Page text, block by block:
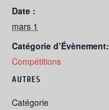
Date :
mars 1
Catégorie d’Évènement:
Compétitions
AUTRES
Catégorie